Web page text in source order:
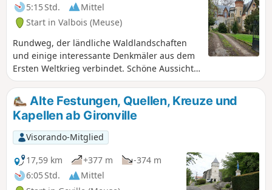
5:15 Std.
Mittel
Start in Valbois (Meuse)
Rundweg, der ländliche Waldlandschaften
und einige interessante Denkmäler aus dem
Ersten Weltkrieg verbindet. Schöne Aussicht
auf die Ebene von Woëvre, den Montsec und
den Lac de Madine.
Alte Festungen, Quellen, Kreuze und
Kapellen ab Gironville
Visorando-Mitglied
17,59 km
+377 m
-374 m
6:05 Std.
Mittel